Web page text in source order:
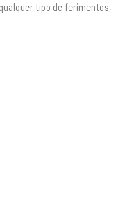
tipo de ferimentos,